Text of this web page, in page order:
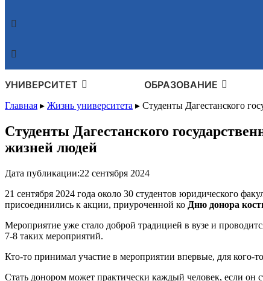
УНИВЕРСИТЕТ ОБРАЗОВАНИЕ
Главная ▸ Жизнь университета ▸ Студенты Дагестанского
Студенты Дагестанского
жизней людей
Дата публикации:22 сентября 2024
21 сентября 2024 года около 30 студентов юридического
присоединились к акции, приуроченной ко Дню донора
Мероприятие уже стало доброй традицией в вузе и
7-8 таких мероприятий.
Кто-то принимал участие в мероприятии впервые, для кого-
Стать донором может практически каждый человек, если он